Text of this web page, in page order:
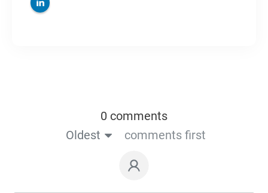
0 comments
Oldest
comments first